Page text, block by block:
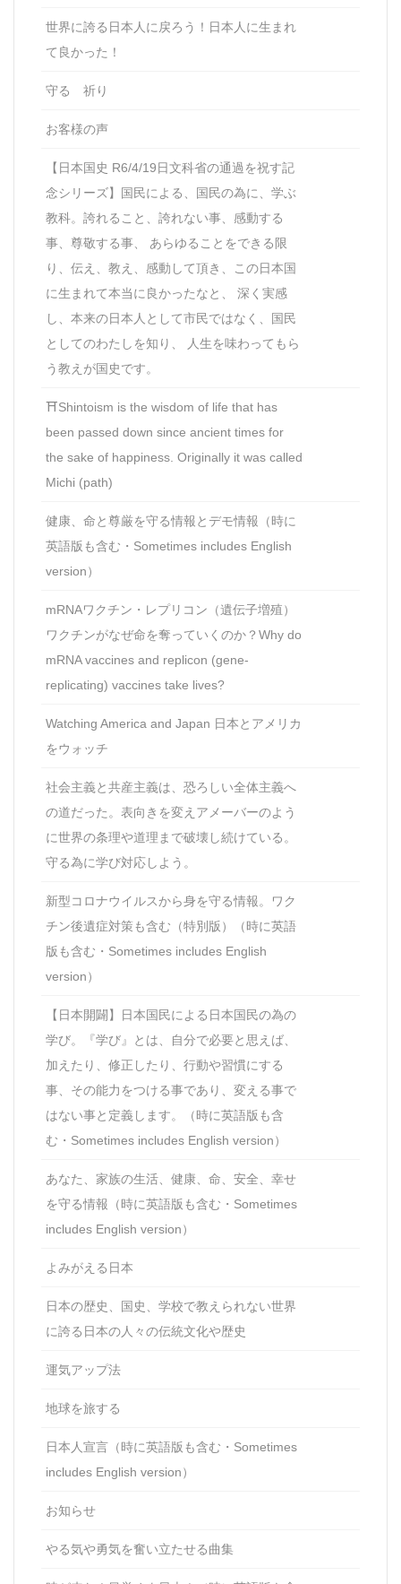
世界に誇る日本人に戻ろう！日本人に生まれ
て良かった！
守る 祈り
お客様の声
【日本国史 R6/4/19日文科省の通過を祝す記
念シリーズ】国民による、国民の為に、学ぶ
教科。誇れること、誇れない事、感動する
事、尊敬する事、 あらゆることをできる限
り、伝え、教え、感動して頂き、この日本国
に生まれて本当に良かったなと、 深く実感
し、本来の日本人として市民ではなく、国民
としてのわたしを知り、 人生を味わってもら
う教えが国史です。
⛩Shintoism is the wisdom of life that has
been passed down since ancient times for
the sake of happiness. Originally it was called
Michi (path)
健康、命と尊厳を守る情報とデモ情報（時に
英語版も含む・Sometimes includes English
version）
mRNAワクチン・レプリコン（遺伝子増殖）
ワクチンがなぜ命を奪っていくのか？Why do
mRNA vaccines and replicon (gene-
replicating) vaccines take lives?
Watching America and Japan 日本とアメリカ
をウォッチ
社会主義と共産主義は、恐ろしい全体主義へ
の道だった。表向きを変えアメーバーのよう
に世界の条理や道理まで破壊し続けている。
守る為に学び対応しよう。
新型コロナウイルスから身を守る情報。ワク
チン後遺症対策も含む（特別版）（時に英語
版も含む・Sometimes includes English
version）
【日本開闢】日本国民による日本国民の為の
学び。『学び』とは、自分で必要と思えば、
加えたり、修正したり、行動や習慣にする
事、その能力をつける事であり、変える事で
はない事と定義します。（時に英語版も含
む・Sometimes includes English version）
あなた、家族の生活、健康、命、安全、幸せ
を守る情報（時に英語版も含む・Sometimes
includes English version）
よみがえる日本
日本の歴史、国史、学校で教えられない世界
に誇る日本の人々の伝統文化や歴史
運気アップ法
地球を旅する
日本人宣言（時に英語版も含む・Sometimes
includes English version）
お知らせ
やる気や勇気を奮い立たせる曲集